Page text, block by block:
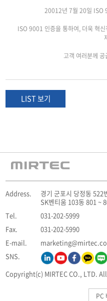
20012년 7월 20일 ISO
ISO 9001 인증을 통하여, 더욱 혁
고객 여러분께
LIST 보기
Address.
경기 군포시 당정동 522
SK벤티움 103동 801 ~
Tel.
031-202-5999
Fax.
031-202-5990
E-mail.
SNS.
Copyright(c) MIRTEC CO., LTD.
PC